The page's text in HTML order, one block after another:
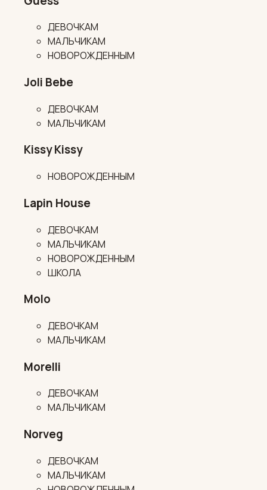
ДЕВОЧКАМ
МАЛЬЧИКАМ
НОВОРОЖДЕННЫМ
Joli Bebe
ДЕВОЧКАМ
МАЛЬЧИКАМ
Kissy Kissy
НОВОРОЖДЕННЫМ
Lapin House
ДЕВОЧКАМ
МАЛЬЧИКАМ
НОВОРОЖДЕННЫМ
ШКОЛА
Molo
ДЕВОЧКАМ
МАЛЬЧИКАМ
Morelli
ДЕВОЧКАМ
МАЛЬЧИКАМ
Norveg
ДЕВОЧКАМ
МАЛЬЧИКАМ